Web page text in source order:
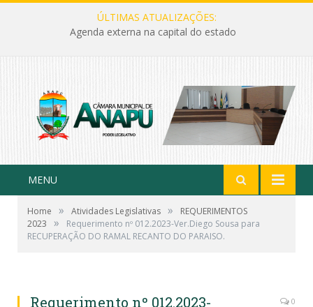
ÚLTIMAS ATUALIZAÇÕES:
Agenda externa na capital do estado
MENU
Home » Atividades Legislativas »
REQUERIMENTOS
2023
»
Requerimento nº 012.2023-Ver.Diego Sousa para
RECUPERAÇÃO DO RAMAL RECANTO DO PARAISO.
Requerimento nº 012.2023-
0